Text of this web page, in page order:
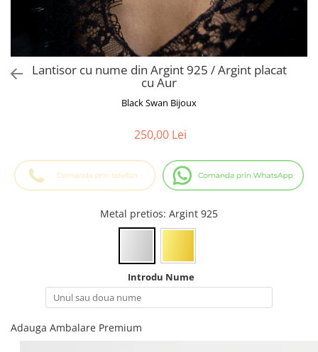
Cadouri pentru Absolvire
Cadou Educatoare / Invatatoare /
Profesoare
Cadouri Cupluri
Cercei din aur
Bijuterii Profesii
Bijuterii Pasiuni & Hobby
Bijuterii Tematice Sport
Bijuterii cu mesaj Motivational
Bijuterii personalizate cu poza
Lantisor cu nume din Argint 925 / Argint placat
cu Aur
Black Swan Bijoux
250,00 Lei
Metal pretios: Argint 925
Introdu Nume
Adauga Ambalare Premium